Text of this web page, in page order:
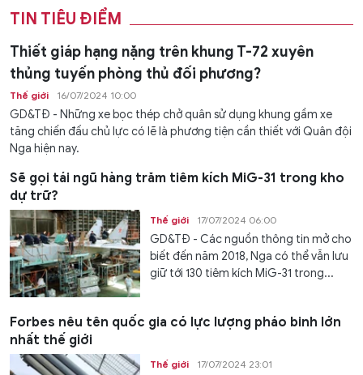
TIN TIÊU ĐIỂM
Thiết giáp hạng nặng trên khung T-72 xuyên
thủng tuyến phòng thủ đối phương?
Thế giới 16/07/2024 10:00
GD&TĐ - Những xe bọc thép chở quân sử dụng khung gầm xe
tăng chiến đấu chủ lực có lẽ là phương tiện cần thiết với Quân đội
Nga hiện nay.
Sẽ gọi tái ngũ hàng trăm tiêm kích MiG-31 trong kho
dự trữ?
Thế giới 17/07/2024 06:00
GD&TĐ - Các nguồn thông tin mở cho
biết đến năm 2018, Nga có thể vẫn lưu
giữ tới 130 tiêm kích MiG-31 trong...
Forbes nêu tên quốc gia có lực lượng pháo binh lớn
nhất thế giới
Thế giới 17/07/2024 23:01